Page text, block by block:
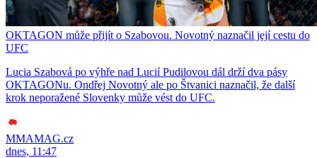
OKTAGON může přijít o Szabovou. Novotný naznačil její cestu do
UFC
Lucia Szabová po výhře nad Lucií Pudilovou dál drží dva pásy
OKTAGONu. Ondřej Novotný ale po Štvanici naznačil, že další
krok neporažené Slovenky může vést do UFC.
MMAMAG.cz
dnes, 11:47